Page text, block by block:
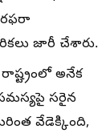
జారీ చేశారు.
అనేక
సరైన
వేడెక్కింది,